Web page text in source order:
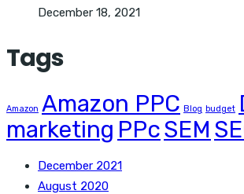
December 18, 2021
Tags
Amazon Amazon PPC Blog budget
marketing PPcSEM
December 2021
August 2020